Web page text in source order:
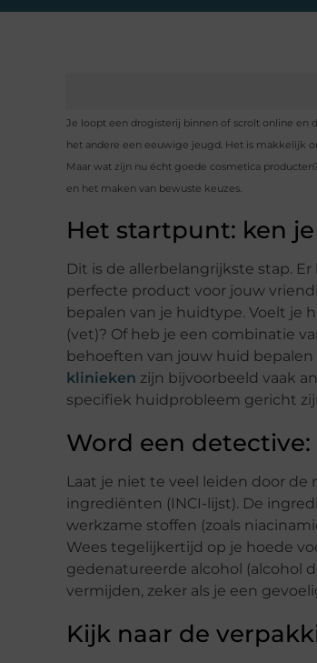
Je loopt een drogisterij binnen of scrolt online en
het andere een eeuwige jeugd. Het is makkelijk
Maar wat zijn nu écht goede cosmetica
en het maken van bewuste keuzes.
Het startpunt: ken
Dit is de allerbelangrijkste stap.
perfecte product voor jouw
bepalen van je huidtype. Voelt je
(vet)? Of heb je een combinatie
behoeften van jouw huid
klinieken zijn bijvoorbeeld vaak
specifiek huidprobleem gericht
Word een
Laat je niet te veel leiden door
ingrediënten (INCI-lijst). De
werkzame stoffen (zoals
Wees tegelijkertijd op je hoede
gedenatureerde alcohol (alcohol
vermijden, zeker als je een
Kijk naar de